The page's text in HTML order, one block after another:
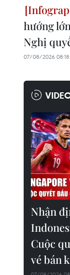
hướng
Nghị
07/08/2026 08:18
Nhận
Cuộc
vé bán